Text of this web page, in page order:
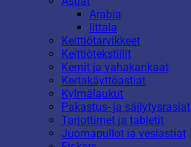
Arabia
Iittala
Keittiötarvikkeet
Keittiötekstiilit
Kernit ja vahakankaat
Kertakäyttöastiat
Kylmälaukut
Pakastus- ja säilytysrasiat
Tarjottimet ja tabletit
Juomapullot ja vesiastiat